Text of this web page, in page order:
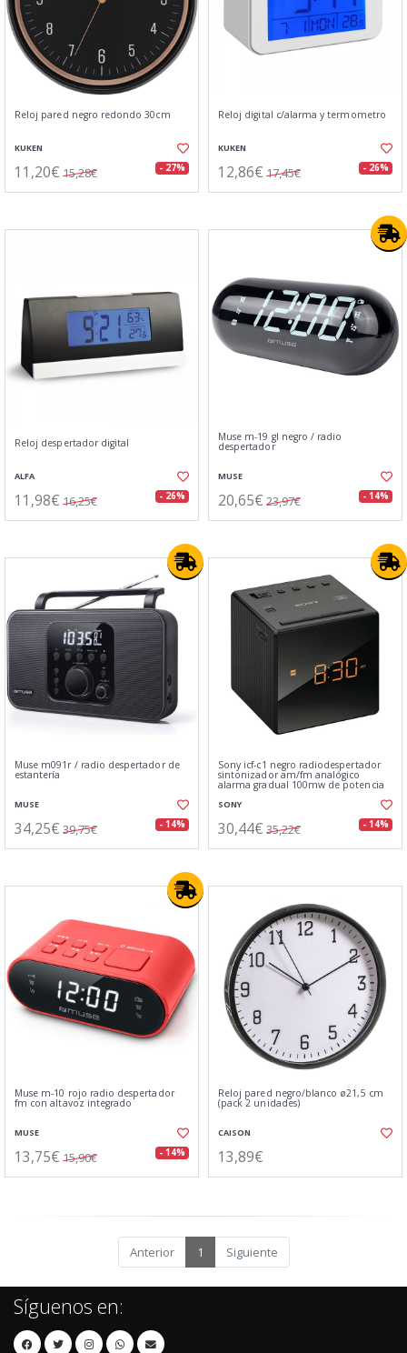
Reloj pared negro redondo 30cm
KUKEN
11,20€ 15,28€ - 27%
Reloj digital c/alarma y termometro
KUKEN
12,86€ 17,45€ - 26%
Reloj despertador digital
ALFA
11,98€ 16,25€ - 26%
Muse m-19 gl negro / radio
despertador
MUSE
20,65€ 23,97€ - 14%
Muse m091r / radio despertador de
estantería
MUSE
34,25€ 39,75€ - 14%
Sony icf-c1 negro radiodespertador
sintonizador am/fm analógico
alarma gradual 100mw de potencia
SONY
30,44€ 35,22€ - 14%
Muse m-10 rojo radio despertador
fm con altavoz integrado
MUSE
13,75€ 15,90€ - 14%
Reloj pared negro/blanco ø21,5 cm
(pack 2 unidades)
CAISON
13,89€
Anterior 1 Siguiente
Síguenos en: